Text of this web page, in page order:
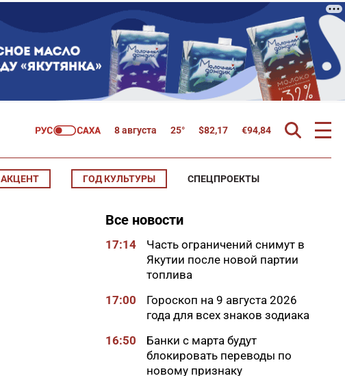
8 августа 25° $82,17 €94,84
АКЦЕНТ ГОД КУЛЬТУРЫ СПЕЦПРОЕКТЫ
Все новости
17:14
Часть ограничений снимут в
Якутии после новой партии
топлива
17:00
Гороскоп на 9 августа 2026
года для всех знаков зодиака
16:50
Банки с марта будут
блокировать переводы по
новому признаку